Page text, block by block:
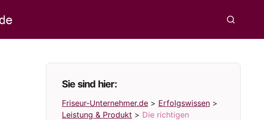
Sie sind hier:
Friseur-Unternehmer.de > Erfolgswissen >
Leistung & Produkt > Die richtigen